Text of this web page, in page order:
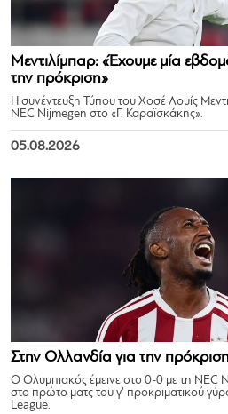
Μεντιλίμπαρ: «Έχουμε μία
την πρόκριση»
Η συνέντευξη Τύπου του Χοσέ Λουίς
NEC Nijmegen στο «Γ. Καραϊσκάκης».
05.08.2026
Στην Ολλανδία για την
Ο Ολυμπιακός έμεινε στο 0-0 με τη NEC
στο πρώτο ματς του γ’ προκριματικού
League.